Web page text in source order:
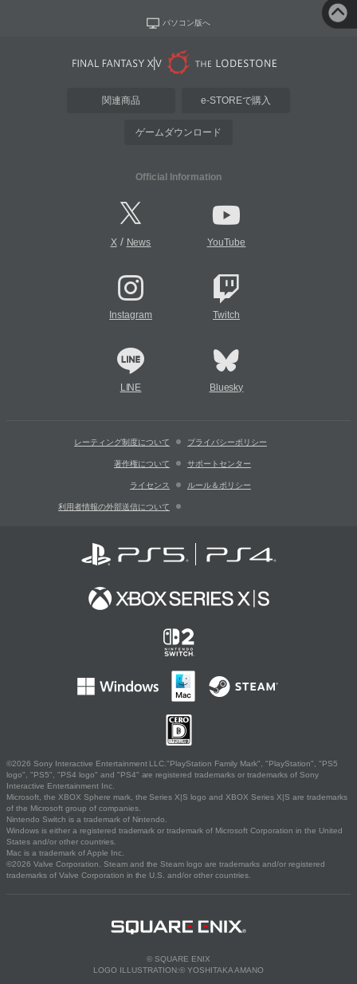
パソコン版へ
関連商品 e-STOREで購入
ゲームダウンロード
Official Information
X/ News YouTube
Instagram Twitch
LINE Bluesky
レーティング制度について プライバシーポリシー
著作権について サポートセンター
ライセンス ルール＆ポリシー
利用者情報の外部送信について
©2026 Sony Interactive Entertainment LLC."PlayStation Family Mark", "PlayStation", "PS5
logo", "PS5", "PS4 logo" and "PS4" are registered trademarks or trademarks of Sony
Interactive Entertainment Inc.
Microsoft, the XBOX Sphere mark, the Series X|S logo and XBOX Series X|S are trademarks
of the Microsoft group of companies.
Nintendo Switch is a trademark of Nintendo.
Windows is either a registered trademark or trademark of Microsoft Corporation in the United
States and/or other countries.
Mac is a trademark of Apple Inc.
©2026 Valve Corporation. Steam and the Steam logo are trademarks and/or registered
trademarks of Valve Corporation in the U.S. and/or other countries.
© SQUARE ENIX
LOGO ILLUSTRATION:© YOSHITAKA AMANO